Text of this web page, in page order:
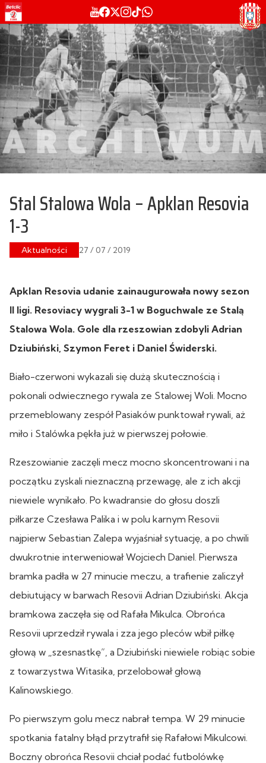
Stal Stalowa Wola – Apklan Resovia
1-3
Aktualności 27 / 07 / 2019
Apklan Resovia udanie zainaugurowała nowy sezon
II ligi. Resoviacy wygrali 3-1 w Boguchwale ze Stalą
Stalowa Wola. Gole dla rzeszowian zdobyli Adrian
Dziubiński, Szymon Feret i Daniel Świderski.
Biało-czerwoni wykazali się dużą skutecznością i
pokonali odwiecznego rywala ze Stalowej Woli. Mocno
przemeblowany zespół Pasiaków punktował rywali, aż
miło i Stalówka pękła już w pierwszej połowie.
Rzeszowianie zaczęli mecz mocno skoncentrowani i na
początku zyskali nieznaczną przewagę, ale z ich akcji
niewiele wynikało. Po kwadransie do głosu doszli
piłkarze Czesława Palika i w polu karnym Resovii
najpierw Sebastian Zalepa wyjaśniał sytuację, a po chwili
dwukrotnie interweniował Wojciech Daniel. Pierwsza
bramka padła w 27 minucie meczu, a trafienie zaliczył
debiutujący w barwach Resovii Adrian Dziubiński. Akcja
bramkowa zaczęła się od Rafała Mikulca. Obrońca
Resovii uprzedził rywala i zza jego pleców wbił piłkę
głową w „szesnastkę”, a Dziubiński niewiele robiąc sobie
z towarzystwa Witasika, przelobował głową
Kalinowskiego.
Po pierwszym golu mecz nabrał tempa. W 29 minucie
spotkania fatalny błąd przytrafił się Rafałowi Mikulcowi.
Boczny obrońca Resovii chciał podać futbolówkę